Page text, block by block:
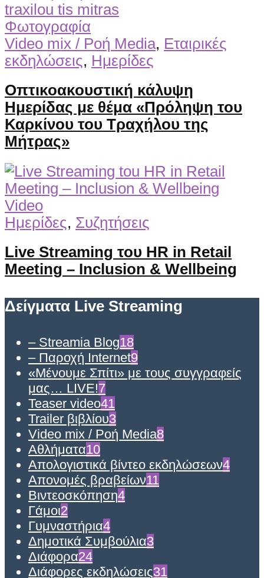
Φωτογραφία
Video mix / Ροή Media, Εταιρικές
εκδηλώσεις, Ημερίδες
Οπτικοακουστική κάλυψη
Ημερίδας με θέμα «Πρόληψη του
Καρκίνου του Τραχήλου της
Μήτρας»
Video
Ημερίδες, Συζητήσεις
Live Streaming του HR in Retail
Meeting – Inclusion & Wellbeing
Δείγματα Live Streaming
– Streamia Blog18
– Παροχή Internet9
«Μένουμε Σπίτι» με τους συγγραφείς
μας… LIVE!7
Teaser video41
Trailer βιβλίου3
Video mix / Ροή Media8
Αθλήματα10
Απολογιστικά βίντεο εκδηλώσεων4
Απονομές βραβείων11
Βιντεοσκόπηση4
Γάμοι2
Γυμναστήρια4
Δημοτικά Συμβούλια3
Διάφορα24
Διάφορες εκδηλώσεις31